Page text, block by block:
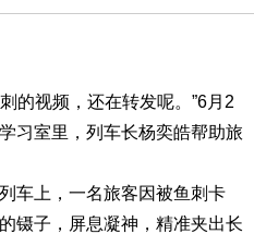
视频，还在转发呢。”6月2
习室里，列车长杨奕皓帮助旅
上，一名旅客因被鱼刺卡
镊子，屏息凝神，精准夹出长